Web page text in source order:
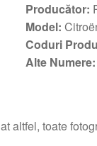
Producător:
Model:
Coduri
Alte Numere:
altfel, toate